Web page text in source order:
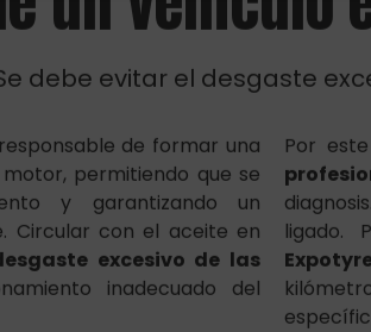
debe evitar el desgaste
de formar una
y garantizando un
Circular con el aceite en
excesivo de las
inadecuado del
Por
ligado.
Expotyre
En